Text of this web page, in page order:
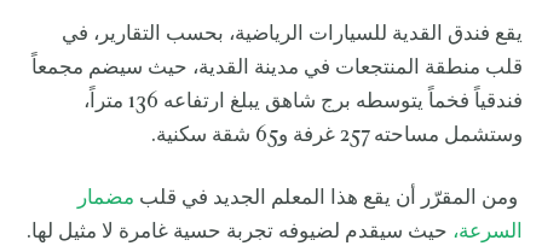
يقع فندق القدية للسيارات الرياضية، بحسب التقارير، في
قلب منطقة المنتجعات في مدينة القدية، حيث سيضم مجمعاً
فندقياً فخماً يتوسطه برج شاهق يبلغ ارتفاعه 136 متراً،
وستشمل مساحته 257 غرفة و65 شقة سكنية.
ومن المقرّر أن يقع هذا المعلم الجديد في قلب مضمار
السرعة، حيث سيقدم لضيوفه تجربة حسية غامرة لا مثيل لها.